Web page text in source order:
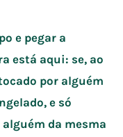
e pegar a
está aqui: se, ao
por alguém
e só
da mesma